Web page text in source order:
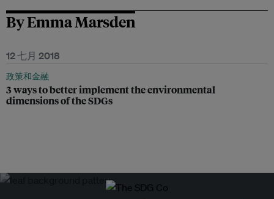
By Emma Marsden
12 七月 2018
政策和金融
3 ways to better implement the environmental
dimensions of the SDGs